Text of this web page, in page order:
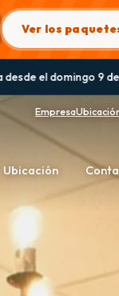
Ver los
el jueves 13
Empresa
Ubicación